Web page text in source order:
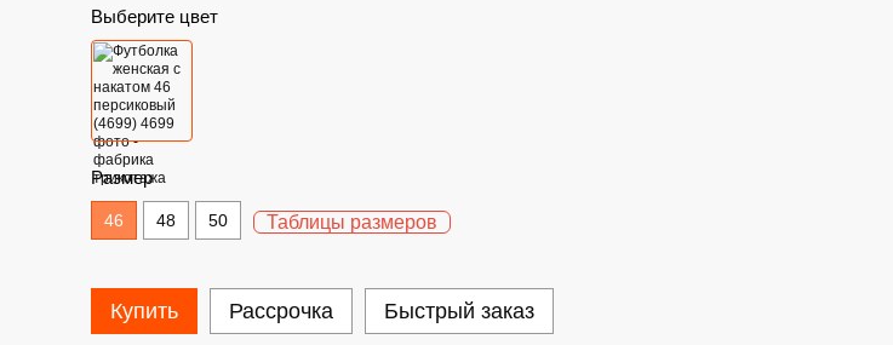
Выберите цвет
Размер
46 48 50 Таблицы размеров
Купить Рассрочка Быстрый заказ